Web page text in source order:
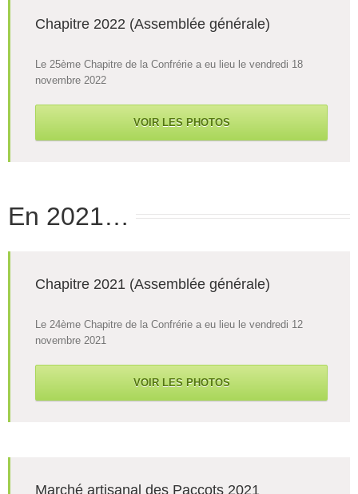
Chapitre 2022 (Assemblée générale)
Le 25ème Chapitre de la Confrérie a eu lieu le vendredi 18
novembre 2022
VOIR LES PHOTOS
En 2021…
Chapitre 2021 (Assemblée générale)
Le 24ème Chapitre de la Confrérie a eu lieu le vendredi 12
novembre 2021
VOIR LES PHOTOS
Marché artisanal des Paccots 2021